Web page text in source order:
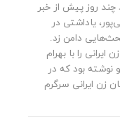
چند روز پیش از خبر
یاداشتی در
دامن زد.
را با بهرام
نوشته بود که در
زن ایرانی سرگرم